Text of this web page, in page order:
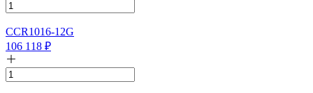
CCR1016-12G
106 118 ₽